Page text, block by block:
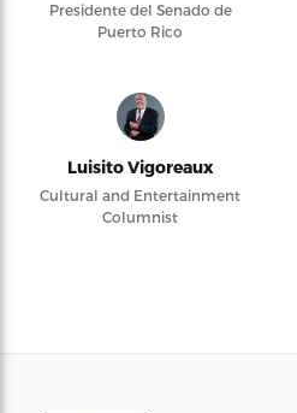
Presidente del Senado de
Puerto Rico
Luisito Vigoreaux
Cultural and Entertainment
Columnist